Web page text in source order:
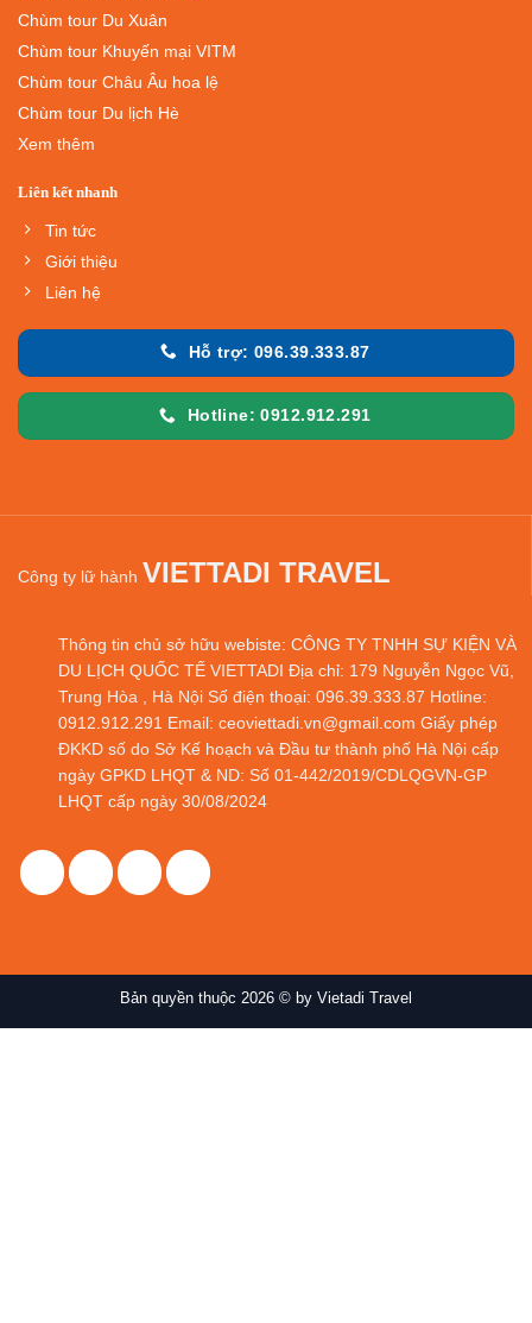
Chùm tour Du Xuân
Chùm tour Khuyến mại VITM
Chùm tour Châu Âu hoa lệ
Chùm tour Du lịch Hè
Xem thêm
Liên kết nhanh
Tin tức
Giới thiệu
Liên hệ
Hỗ trợ: 096.39.333.87
Hotline: 0912.912.291
Công ty lữ hành VIETTADI TRAVEL
Thông tin chủ sở hữu webiste: CÔNG TY TNHH SỰ KIỆN VÀ
DU LỊCH QUỐC TẾ VIETTADI Địa chỉ: 179 Nguyễn Ngọc Vũ,
Trung Hòa , Hà Nội Số điện thoại: 096.39.333.87 Hotline:
0912.912.291 Email: ceoviettadi.vn@gmail.com Giấy phép
ĐKKD số do Sở Kế hoạch và Đầu tư thành phố Hà Nội cấp
ngày GPKD LHQT & ND: Số 01-442/2019/CDLQGVN-GP
LHQT cấp ngày 30/08/2024
Bản quyền thuộc 2026 © by Vietadi Travel